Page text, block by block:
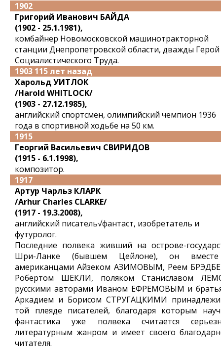
1902
Григорий Иванович БАЙДА
(1902 - 25.1.1981),
комбайнер Новомосковской машинотракторной
станции Днепропетровской области, дважды Герой
Социалистического Труда.
1903 115 лет назад
Харольд УИТЛОК
/Harold WHITLOCK/
(1903 - 27.12.1985),
английский спортсмен, олимпийский чемпион 1936
года в спортивной ходьбе на 50 км.
1915
Георгий Васильевич СВИРИДОВ
(1915 - 6.1.1998),
композитор.
1917
Артур Чарльз КЛАРК
/Arhur Charles CLARKE/
(1917 - 19.3.2008),
английский писатель√фантаст, изобретатель и
футуролог.
Последние полвека живший на острове-
Шри-Ланке (бывшем Цейлоне), он
американцами Айзеком АЗИМОВЫМ, Реем
Робертом ШЕКЛИ, поляком Станиславом
русскими авторами Иваном ЕФРЕМОВЫМ и
Аркадием и Борисом СТРУГАЦКИМИ
той плеяде писателей, благодаря которым
фантастика уже полвека считается
литературным жанром и имеет своего
читателя.